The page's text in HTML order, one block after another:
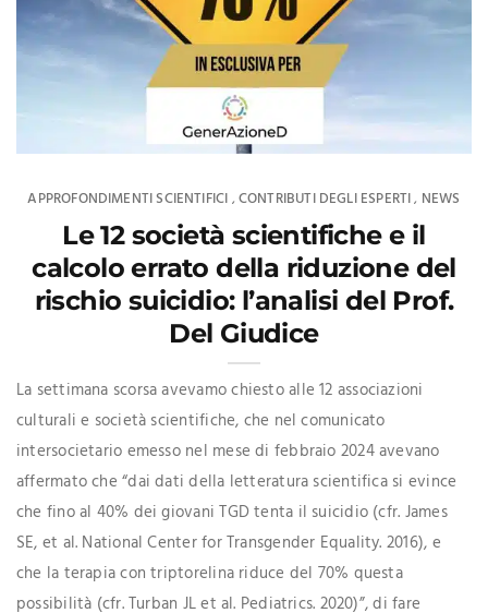
APPROFONDIMENTI SCIENTIFICI ,CONTRIBUTI DEGLI ESPERTI, NEWS
Le 12 società scientifiche e il
calcolo errato della riduzione del
rischio suicidio: l’analisi del Prof.
Del Giudice
La settimana scorsa avevamo chiesto alle 12 associazioni
culturali e società scientifiche, che nel comunicato
intersocietario emesso nel mese di febbraio 2024 avevano
affermato che “dai dati della letteratura scientifica si evince
che fino al 40% dei giovani TGD tenta il suicidio (cfr. James
SE, et al. National Center for Transgender Equality. 2016), e
che la terapia con triptorelina riduce del 70% questa
possibilità (cfr. Turban JL et al. Pediatrics. 2020)”, di fare